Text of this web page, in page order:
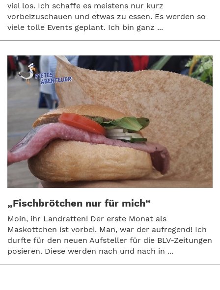
viel los. Ich schaffe es meistens nur kurz
vorbeizuschauen und etwas zu essen. Es werden so
viele tolle Events geplant. Ich bin ganz ...
„Fischbrötchen nur für mich“
Moin, ihr Landratten! Der erste Monat als
Maskottchen ist vorbei. Man, war der aufregend! Ich
durfte für den neuen Aufsteller für die BLV-Zeitungen
posieren. Diese werden nach und nach in ...